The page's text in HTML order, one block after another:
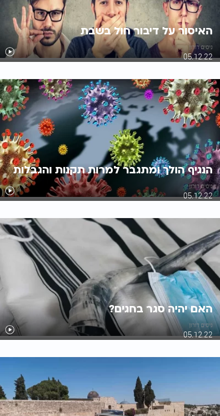
האיסור על דיבור חול בשבת
ניסים דורון
05.12.22
הנגיף הולך ומתגבר למרות תקנות והגבלות
ניסים דורון
05.12.22
האם יהיה סגר בחגים?
ניסים דורון
05.12.22